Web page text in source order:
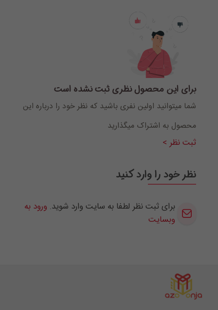
برای این محصول نظری ثبت نشده است
شما میتوانید اولین نفری باشید که نظر خود را درباره این
محصول به اشتراک میگذارید
ثبت نظر >
نظر خود را وارد کنید
برای ثبت نظر لطفا به سایت وارد شوید. ورود به
وبسایت